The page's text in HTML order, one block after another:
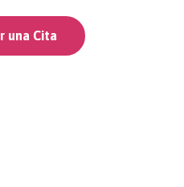
Cita